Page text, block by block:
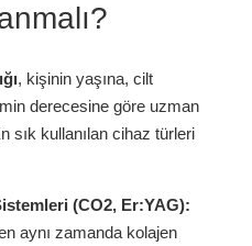
, kişinin yaşına, cilt
derecesine göre uzman
sık kullanılan cihaz türleri
(CO2, Er:YAG):
aynı zamanda kolajen